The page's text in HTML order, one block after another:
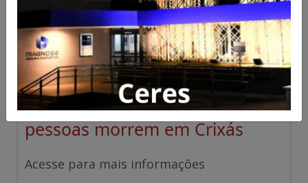
Tragédia: caminhão atinge
salão paroquial e duas
pessoas morrem em Crixás
Acesse para mais informações